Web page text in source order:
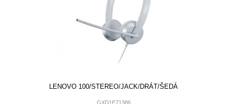
LENOVO 100/STEREO/JACK/DRÁT/ŠEDÁ
GXD1E71386